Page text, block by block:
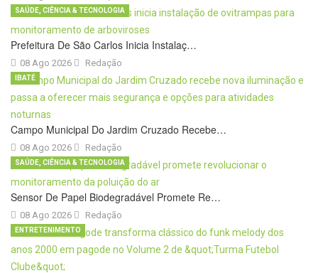
Prefeitura De São Carlos Inicia Instalaç…
08 Ago 2026
SAÚDE, CIÊNCIA & TECNOLOGIA
Redação
Campo Municipal Do Jardim Cruzado Recebe…
08 Ago 2026
IBATÉ
Redação
Sensor De Papel Biodegradável Promete Re…
08 Ago 2026
SAÚDE, CIÊNCIA & TECNOLOGIA
Redação
ENTRETENIMENTO